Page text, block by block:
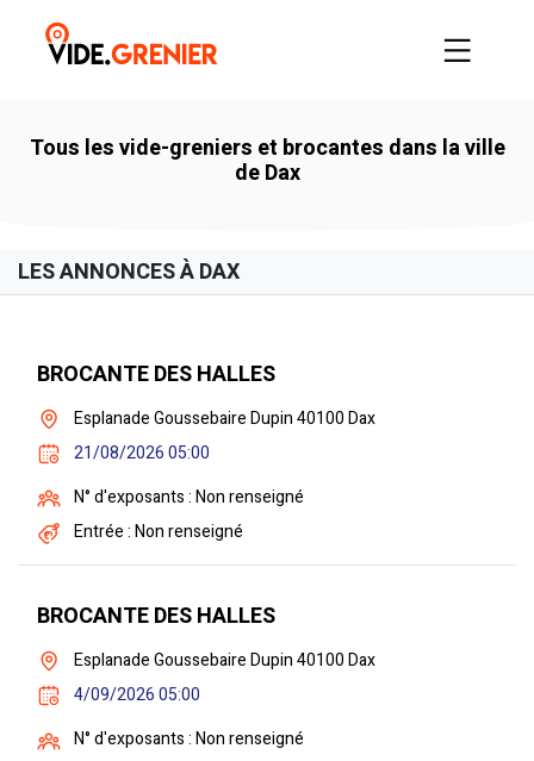
Tous les vide-greniers et brocantes dans la ville
de Dax
LES ANNONCES À DAX
BROCANTE DES HALLES
Esplanade Goussebaire Dupin 40100 Dax
21/08/2026 05:00
N° d'exposants : Non renseigné
Entrée : Non renseigné
BROCANTE DES HALLES
Esplanade Goussebaire Dupin 40100 Dax
4/09/2026 05:00
N° d'exposants : Non renseigné